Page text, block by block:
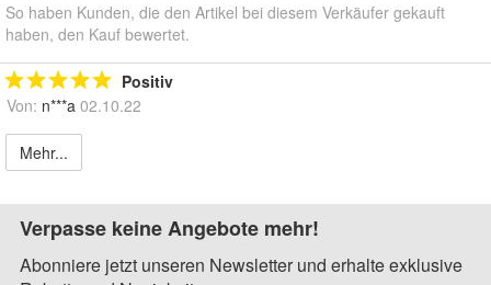
So haben Kunden, die den Artikel bei diesem Verkäufer gekauft
haben, den Kauf bewertet.
Positiv
Von: n***a 02.10.22
Mehr...
Verpasse keine Angebote mehr!
Abonniere jetzt unseren Newsletter und erhalte exklusive